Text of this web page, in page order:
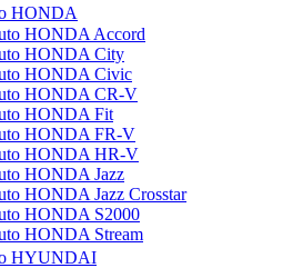
HONDA
HONDA Accord
HONDA City
HONDA Civic
HONDA CR-V
HONDA Fit
HONDA FR-V
HONDA HR-V
HONDA Jazz
HONDA Jazz Crosstar
HONDA S2000
HONDA Stream
HYUNDAI